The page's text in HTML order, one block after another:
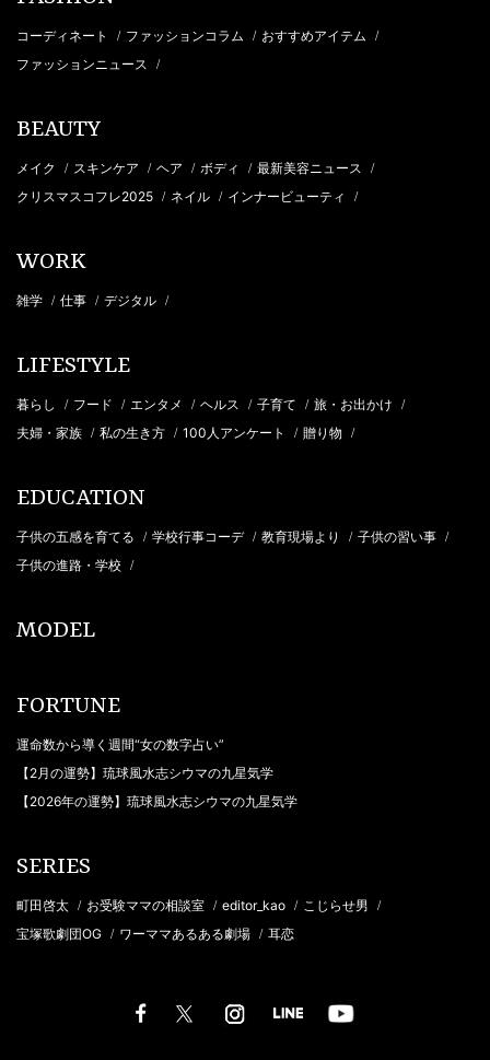
コーディネート / ファッションコラム / おすすめアイテム /
ファッションニュース /
BEAUTY
メイク / スキンケア / ヘア / ボディ / 最新美容ニュース /
クリスマスコフレ2025 / ネイル / インナービューティ /
WORK
雑学 / 仕事 / デジタル /
LIFESTYLE
暮らし / フード / エンタメ / ヘルス / 子育て / 旅・お出かけ /
夫婦・家族 / 私の生き方 / 100人アンケート / 贈り物 /
EDUCATION
子供の五感を育てる / 学校行事コーデ / 教育現場より / 子供の習い事 /
子供の進路・学校 /
MODEL
FORTUNE
運命数から導く週間“女の数字占い”
【2月の運勢】琉球風水志シウマの九星気学
【2026年の運勢】琉球風水志シウマの九星気学
SERIES
町田啓太 / お受験ママの相談室 / editor_kao / こじらせ男 /
宝塚歌劇団OG / ワーママあるある劇場 / 耳恋